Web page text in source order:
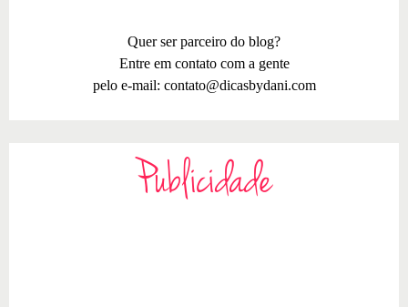
Quer ser parceiro do blog?
Entre em contato com a gente
pelo e-mail: contato@dicasbydani.com
Publicidade